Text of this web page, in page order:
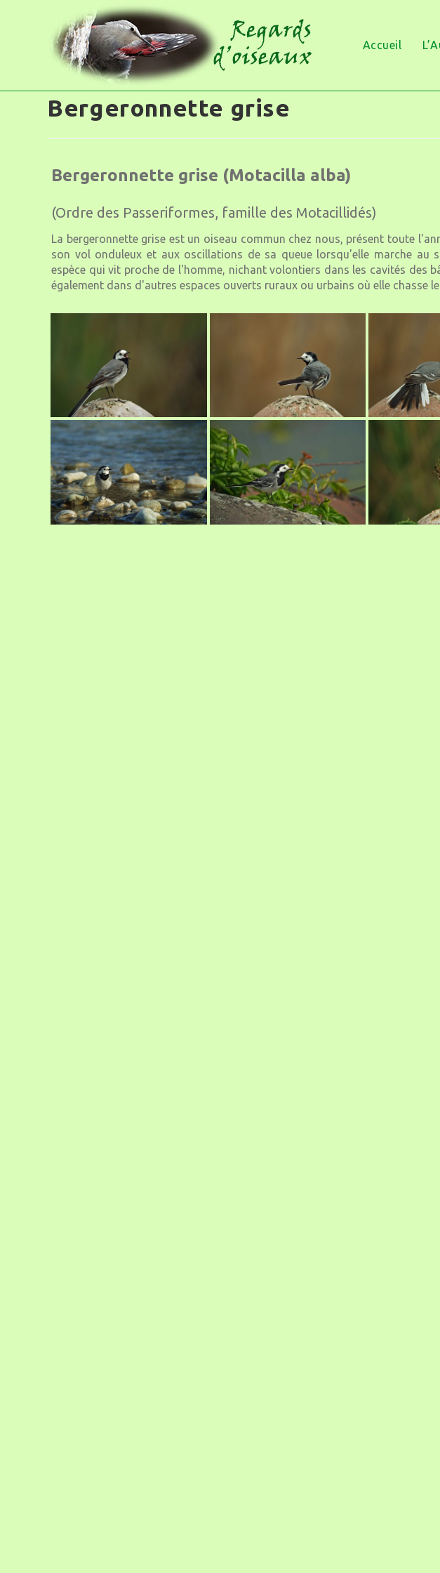
Accueil
Bergeronnette grise
Bergeronnette grise (Motacilla alba)
(Ordre des Passeriformes, famille des Motacillidés)
La bergeronnette grise est un oiseau commun chez nous, présent toute
son vol onduleux et aux oscillations de sa queue lorsqu'elle marche au
espèce qui vit proche de l'homme, nichant volontiers dans les cavités des
également dans d'autres espaces ouverts ruraux ou urbains où elle chasse